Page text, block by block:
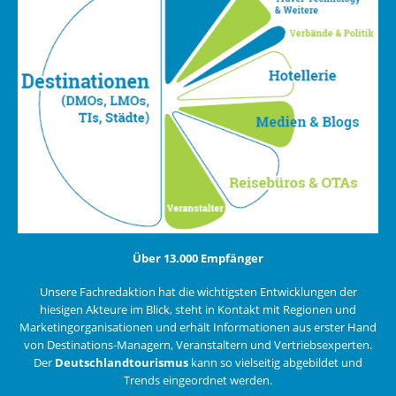
Über 13.000 Empfänger
Unsere Fachredaktion hat die wichtigsten Entwicklungen der
hiesigen Akteure im Blick, steht in Kontakt mit Regionen und
Marketingorganisationen und erhält Informationen aus erster Hand
von Destinations-Managern, Veranstaltern und Vertriebsexperten.
Der Deutschlandtourismus kann so vielseitig abgebildet und
Trends eingeordnet werden.